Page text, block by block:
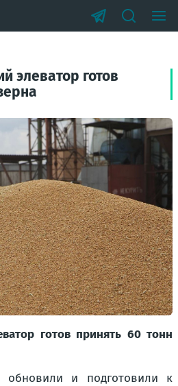
элеватор готов
готов принять 60 тонн
обновили и подготовили к